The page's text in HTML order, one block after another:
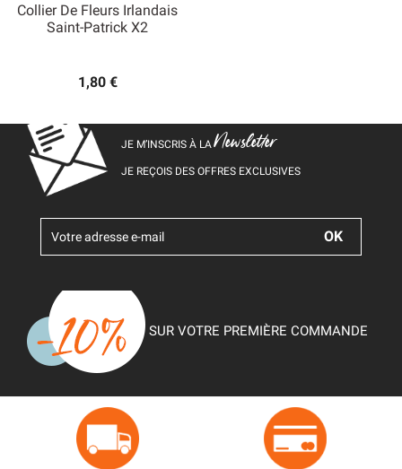
Collier De Fleurs Irlandais
Saint-Patrick X2
1,80 €
JE M’INSCRIS À LANewsletter
JE REÇOIS DES OFFRES EXCLUSIVES
SUR VOTRE PREMIÈRE COMMANDE